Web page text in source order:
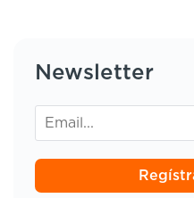
Newsletter